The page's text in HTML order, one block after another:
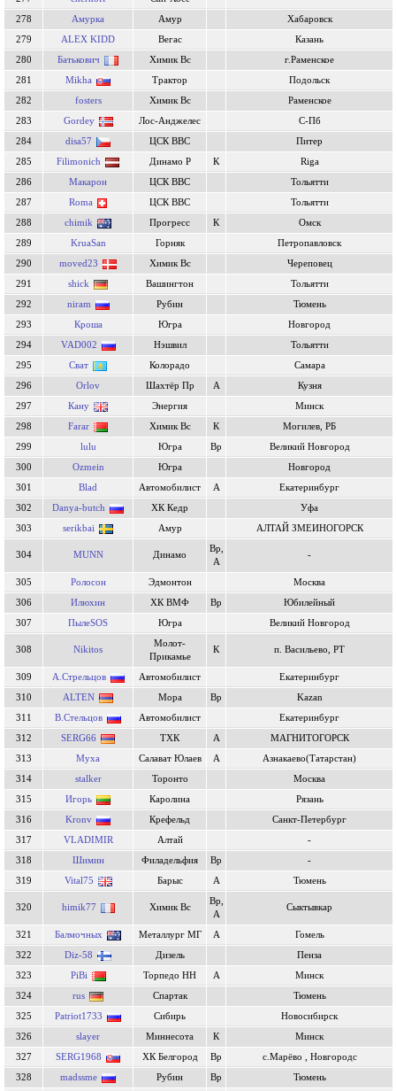
278
Амурка Амур
Хабаровск
279
ALEX KIDD Вегас
Казань
280
Батькович Химик Вс
г.Раменское
281
Mikha Трактор
Подольск
282
fosters Химик Вс
Раменское
283
Gordey Лос-Анджелес
С-Пб
284
disa57 ЦСК ВВС
Питер
285
Filimonich Динамо Р К
Riga
286
Макарон ЦСК ВВС
Тольятти
287
Roma ЦСК ВВС
Тольятти
288
chimik Прогресс К
Омск
289
KruaSan Горняк
Петропавловск
290
moved23 Химик Вс
Череповец
291
shick Вашингтон
Тольятти
292
niram Рубин
Тюмень
293
Кроша Югра
Новгород
294
VAD002 Нэшвил
Тольятти
295
Сват Колорадо
Самара
296
Orlov Шахтёр Пр А
Кузня
297
Кану Энергия
Минск
298
Farar Химик Вс К
Могилев, РБ
299
lulu Югра Вр
Великий Новгород
300
Ozmein Югра
Новгород
301
Blad Автомобилист А
Екатеринбург
302
Danya-butch ХК Кедр
Уфа
303
serikbai Амур АЛТАЙ ЗМЕИНОГОРСК
304 MUNN Динамо
Вр,
А
-
305 Ролосон Эдмонтон
Москва
306
Илюхин ХК ВМФ Вр
Юбилейный
307
ПылеSOS Югра Великий Новгород
308 Nikitos
Молот-
Прикамье
К п. Васильево, РТ
309 А.Стрельцов Автомобилист
Екатеринбург
310
ALTEN Мора Вр
Kazan
311
В.Стельцов Автомобилист
Екатеринбург
312
SERG66 ТХК А
МАГНИТОГОРСК
313
Муха Салават Юлаев А
Азнакаево(Татарстан)
314
stalker Торонто
Москва
315
Игорь Каролина
Рязань
316
Kronv Крефельд
Санкт-Петербург
317
VLADIMIR Алтай
-
318
Шимин Филадельфия Вр
-
319
Vital75 Барыс А Тюмень
320 himik77 Химик Вс
Вр,
А
Сыктывкар
321 Балмочных Металлург МГ А
Гомель
322
Diz-58 Дизель
Пенза
323
PiBi Торпедо НН А
Минск
324
rus Спартак
Тюмень
325
Patriot1733 Сибирь
Новосибирск
326
slayer Миннесота К
Минск
327
SERG1968 ХК Белгород Вр
с.Марёво , Новгородс
328
madssme Рубин Вр Тюмень